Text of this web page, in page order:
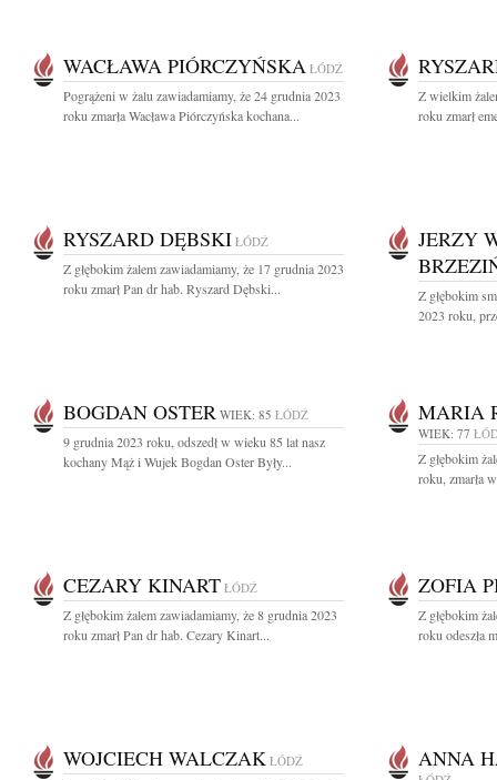
WACŁAWA PIÓRCZYŃSKA ŁÓDŹ
Pogrążeni w żalu zawiadamiamy, że 24 grudnia 2023
roku zmarła Wacława Piórczyńska kochana...
Z wielkim
roku zmarł
RYSZARD DĘBSKI ŁÓDŹ
Z głębokim żalem zawiadamiamy, że 17 grudnia 2023
roku zmarł Pan dr hab. Ryszard Dębski...
JERZY
Z głębokim
2023 roku,
BOGDAN OSTER WIEK: 85 ŁÓDŹ
9 grudnia 2023 roku, odszedł w wieku 85 lat nasz
kochany Mąż i Wujek Bogdan Oster Były...
MARIA
WIEK: 77
Z głębokim
roku, zmarła
CEZARY KINART ŁÓDŹ
Z głębokim żalem zawiadamiamy, że 8 grudnia 2023
roku zmarł Pan dr hab. Cezary Kinart...
ZOFIA
Z głębokim
roku odeszła
WOJCIECH WALCZAK ŁÓDŹ ANNA